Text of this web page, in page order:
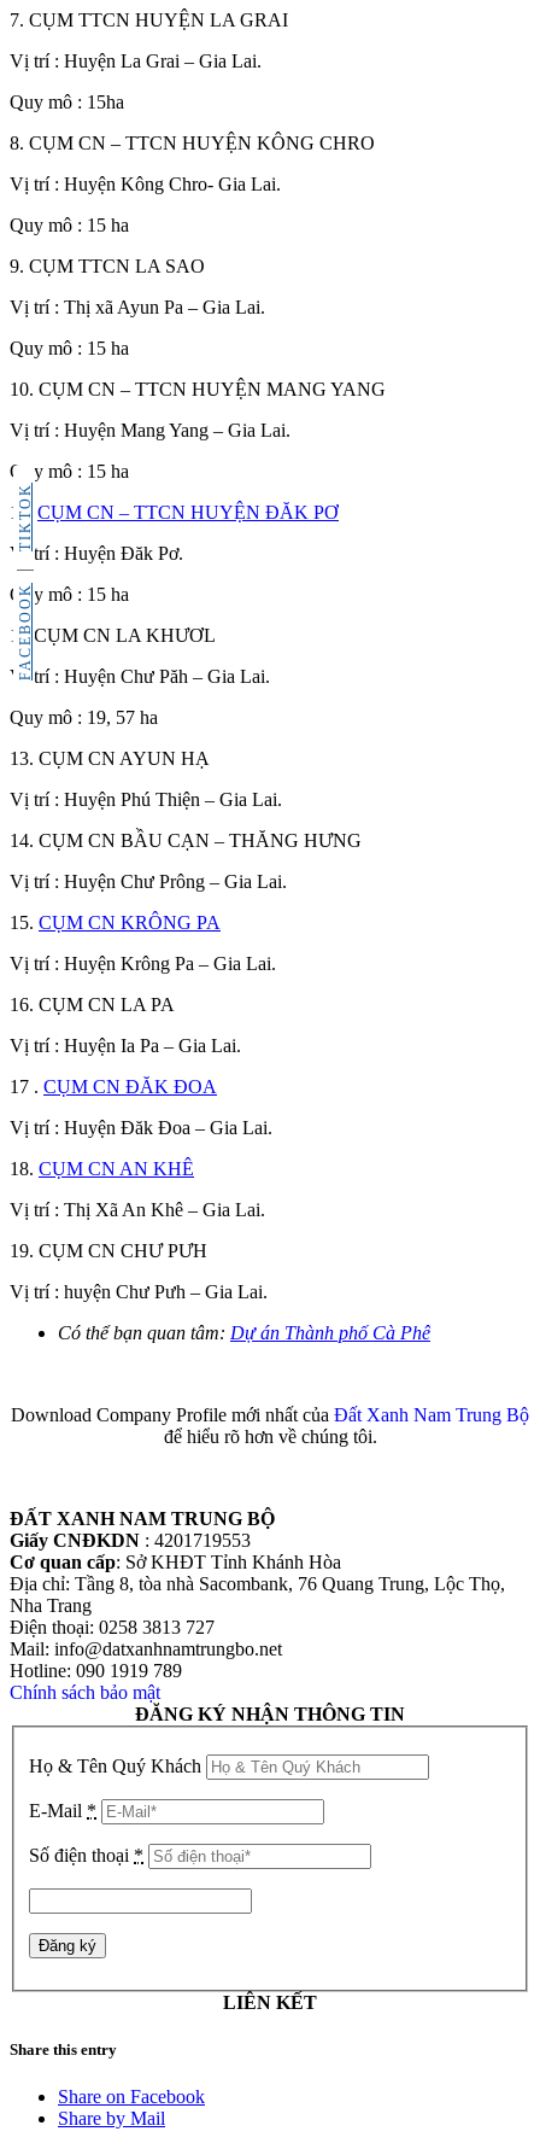
FACEBOOK
TIKTOK
7. CỤM TTCN HUYỆN LA GRAI
Vị trí : Huyện La Grai – Gia Lai.
Quy mô : 15ha
8. CỤM CN – TTCN HUYỆN KÔNG CHRO
Vị trí : Huyện Kông Chro- Gia Lai.
Quy mô : 15 ha
9. CỤM TTCN LA SAO
Vị trí : Thị xã Ayun Pa – Gia Lai.
Quy mô : 15 ha
10. CỤM CN – TTCN HUYỆN MANG YANG
Vị trí : Huyện Mang Yang – Gia Lai.
Quy mô : 15 ha
11. CỤM CN – TTCN HUYỆN ĐĂK PƠ
Vị trí : Huyện Đăk Pơ.
Quy mô : 15 ha
12.CỤM CN LA KHƯƠL
Vị trí : Huyện Chư Păh – Gia Lai.
Quy mô : 19, 57 ha
13. CỤM CN AYUN HẠ
Vị trí : Huyện Phú Thiện – Gia Lai.
14. CỤM CN BẦU CẠN – THĂNG HƯNG
Vị trí : Huyện Chư Prông – Gia Lai.
15. CỤM CN KRÔNG PA
Vị trí : Huyện Krông Pa – Gia Lai.
16. CỤM CN LA PA
Vị trí : Huyện Ia Pa – Gia Lai.
17 . CỤM CN ĐĂK ĐOA
Vị trí : Huyện Đăk Đoa – Gia Lai.
18. CỤM CN AN KHÊ
Vị trí : Thị Xã An Khê – Gia Lai.
19. CỤM CN CHƯ PƯH
Vị trí : huyện Chư Pưh – Gia Lai.
Có thể bạn quan tâm: Dự án Thành phố Cà Phê
Download Company Profile mới nhất của Đất Xanh Nam Trung Bộ
để hiểu rõ hơn về chúng tôi.
ĐẤT XANH NAM TRUNG BỘ
Giấy CNĐKDN : 4201719553
Cơ quan cấp: Sở KHĐT Tỉnh Khánh Hòa
Địa chỉ: Tầng 8, tòa nhà Sacombank, 76 Quang Trung, Lộc Thọ,
Nha Trang
Điện thoại: 0258 3813 727
Mail: info@datxanhnamtrungbo.net
Hotline: 090 1919 789
Chính sách bảo mật
ĐĂNG KÝ NHẬN THÔNG TIN
Họ & Tên Quý Khách
E-Mail *
Số điện thoại *
LIÊN KẾT
Share this entry
Share on Facebook
Share by Mail